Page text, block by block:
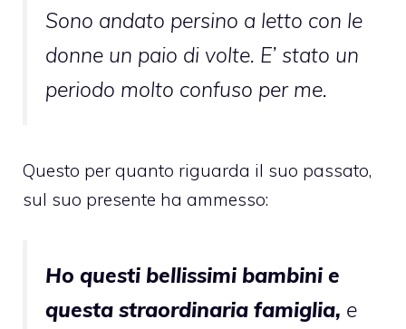
Sono andato persino a letto con le
donne un paio di volte. E’ stato un
periodo molto confuso per me.
Questo per quanto riguarda il suo passato,
sul suo presente ha ammesso:
Ho questi bellissimi bambini e
questa straordinaria famiglia, e